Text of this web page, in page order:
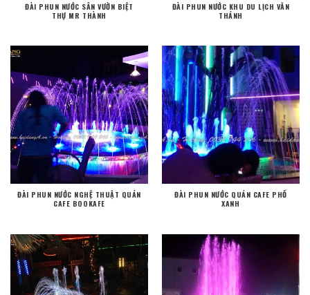
ĐÀI PHUN NƯỚC SÂN VƯỜN BIỆT
THỰ MR THÀNH
ĐÀI PHUN NƯỚC KHU DU LỊCH VĂN
THÁNH
ĐÀI PHUN NƯỚC NGHỆ THUẬT QUÁN
CAFE BOOKAFE
ĐÀI PHUN NƯỚC QUÁN CAFE PHỐ
XANH